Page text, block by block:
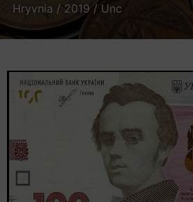
Hryvnia / 2019 / Unc